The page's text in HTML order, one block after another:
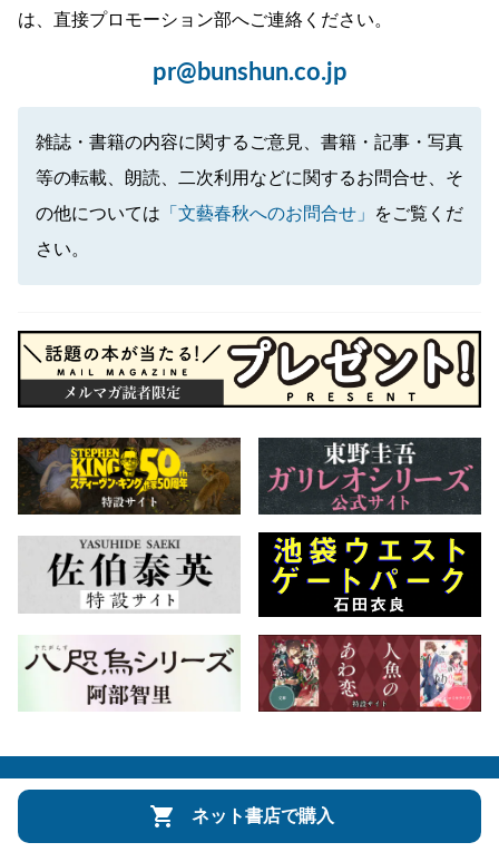
は、直接プロモーション部へご連絡ください。
pr@bunshun.co.jp
雑誌・書籍の内容に関するご意見、書籍・記事・写真
等の転載、朗読、二次利用などに関するお問合せ、そ
の他については 「文藝春秋へのお問合せ」
をご覧くだ
さい。
ネット書店で購入
会社概要 自費出版のご案内 お問合せ
株式会社文藝春秋 文春オンライン Number Web
Copyright © Bungeishunju Ltd.